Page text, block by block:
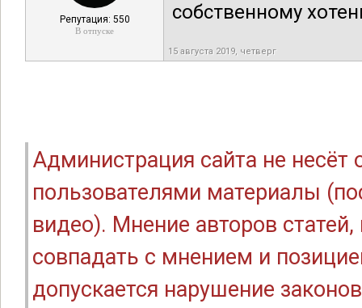
Репутация: 550
В отпуске
собственному
15 августа 2019, четверг
Администрация сайта не
пользователями материалы
видео). Мнение авторов
совпадать с мнением и
допускается нарушение